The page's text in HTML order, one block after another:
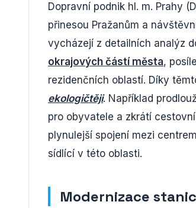
Dopravní podnik hl. m. Prahy
přinesou Pražanům a
vycházejí z detailních analýz
okrajových částí města,
rezidenčních oblastí. Díky
ekologičtěji. Například
pro obyvatele a zkrátí
plynulejší spojení mezi
sídlící v této oblasti.
Modernizace